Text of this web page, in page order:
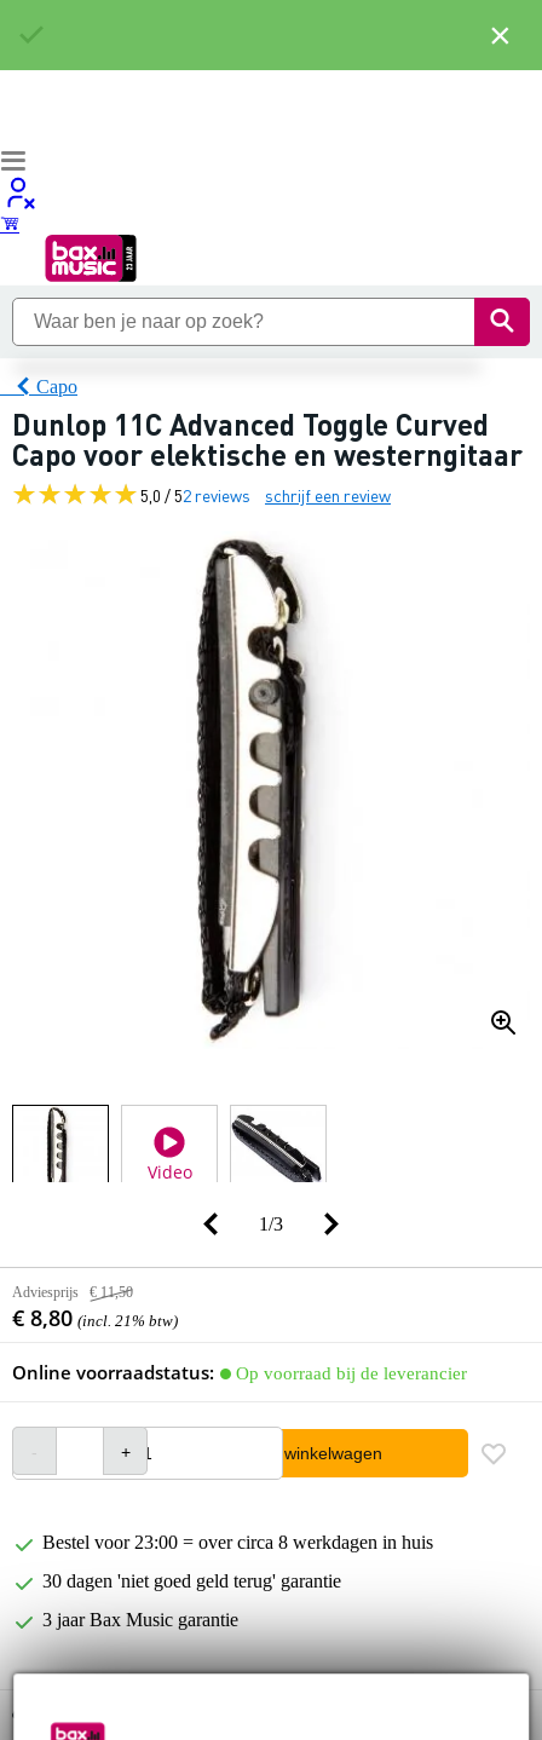
Capo
Dunlop 11C Advanced Toggle Curved
Capo voor elektische en westerngitaar
5,0 / 52 reviews schrijf een review
Video
1/3
Adviesprijs € 11,50
€ 8,80 (incl. 21% btw)
Online voorraadstatus: Op voorraad bij de leverancier
In winkelwagen
Bestel voor 23:00 = over circa 8 werkdagen in huis
30 dagen 'niet goed geld terug' garantie
3 jaar Bax Music garantie
Gratis ophalen in de winkel
×